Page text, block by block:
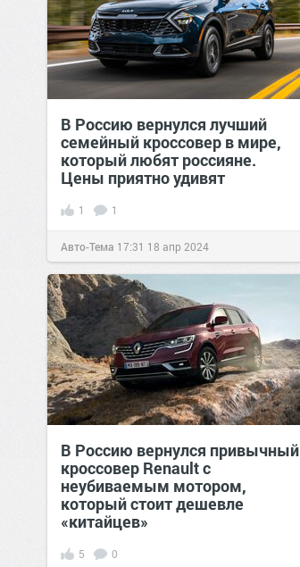
В Россию вернулся лучший
семейный кроссовер в мире,
который любят россияне.
Цены приятно удивят
1 1
Авто-Тема 17:31 18 апр 2024
В Россию вернулся привычный
кроссовер Renault с
неубиваемым мотором,
который стоит дешевле
«китайцев»
5 0